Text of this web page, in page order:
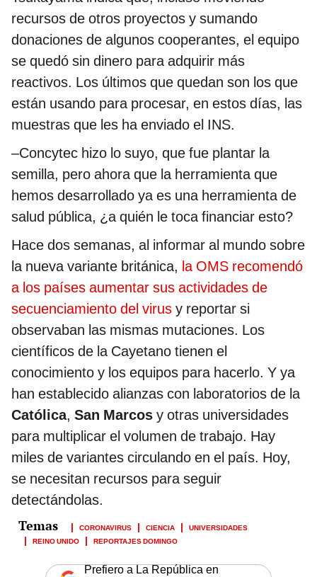
recursos de otros proyectos y sumando
donaciones de algunos cooperantes, el equipo
se quedó sin dinero para adquirir más
reactivos. Los últimos que quedan son los que
están usando para procesar, en estos días, las
muestras que les ha enviado el INS.
–Concytec hizo lo suyo, que fue plantar la
semilla, pero ahora que la herramienta que
hemos desarrollado ya es una herramienta de
salud pública, ¿a quién le toca financiar esto?
Hace dos semanas, al informar al mundo sobre
la nueva variante británica, la OMS recomendó
a los países aumentar sus actividades de
secuenciamiento del virus y reportar si
observaban las mismas mutaciones. Los
científicos de la Cayetano tienen el
conocimiento y los equipos para hacerlo. Y ya
han establecido alianzas con laboratorios de la
Católica, San Marcos y otras universidades
para multiplicar el volumen de trabajo. Hay
miles de variantes circulando en el país. Hoy,
se necesitan recursos para seguir
detectándolas.
CORONAVIRUS CIENCIA
UNIVERSIDADES
REINO UNIDO
REPORTAJES DOMINGO
Prefiero a La República en